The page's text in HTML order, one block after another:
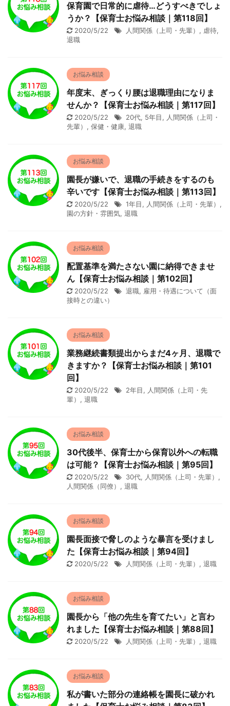
保育園で日常的に虐待…どうすべきでしょ
うか？【保育士お悩み相談｜第118回】
2020/5/22 人間関係（上司・先輩） , 虐待,
退職
お悩み相談
年度末、ぎっくり腰は退職理由になりま
せんか？【保育士お悩み相談｜第117回】
2020/5/22 20代, 5年目, 人間関係（上司・
先輩） , 保健・健康, 退職
お悩み相談
園長が嫌いで、退職の手続きをするのも
辛いです【保育士お悩み相談｜第113回】
2020/5/22 1年目, 人間関係（上司・先輩） ,
園の方針・雰囲気, 退職
お悩み相談
配置基準を満たさない園に納得できませ
ん【保育士お悩み相談｜第102回】
2020/5/22 退職, 雇用・待遇について（面
接時との違い）
お悩み相談
業務継続書類提出からまだ4ヶ月、退職で
きますか？【保育士お悩み相談｜第101
回】
2020/5/22 2年目, 人間関係（上司・先
輩） , 退職
お悩み相談
30代後半、保育士から保育以外への転職
は可能？【保育士お悩み相談｜第95回】
2020/5/22 30代, 人間関係（上司・先輩） ,
人間関係（同僚） , 退職
お悩み相談
園長面接で脅しのような暴言を受けまし
た【保育士お悩み相談｜第94回】
2020/5/22 人間関係（上司・先輩） , 退職
お悩み相談
園長から「他の先生を育てたい」と言わ
れました【保育士お悩み相談｜第88回】
2020/5/22 人間関係（上司・先輩） , 退職
お悩み相談
私が書いた部分の連絡帳を園長に破かれ